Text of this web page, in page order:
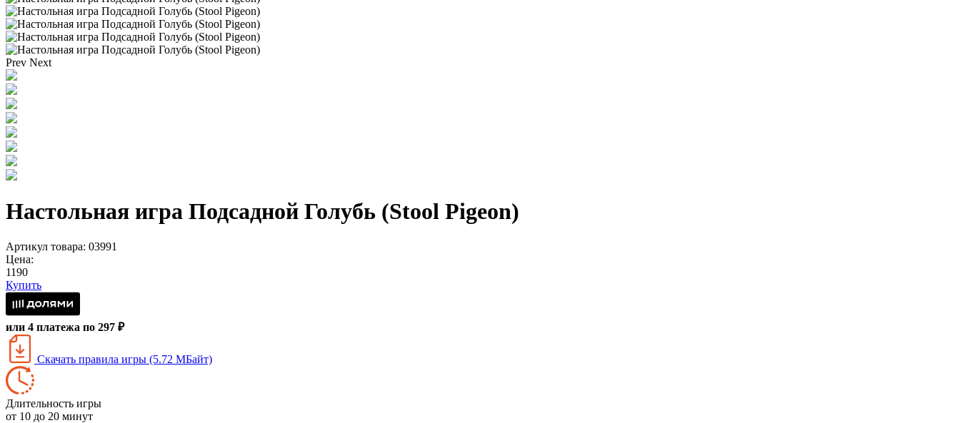
Prev Next
Настольная игра Подсадной Голубь (Stool Pigeon)
Артикул товара: 03991
Цена:
1190
Купить
или 4 платежа по 297 ₽
Скачать правила игры (5.72 МБайт)
Длительность игры
от 10 до 20 минут